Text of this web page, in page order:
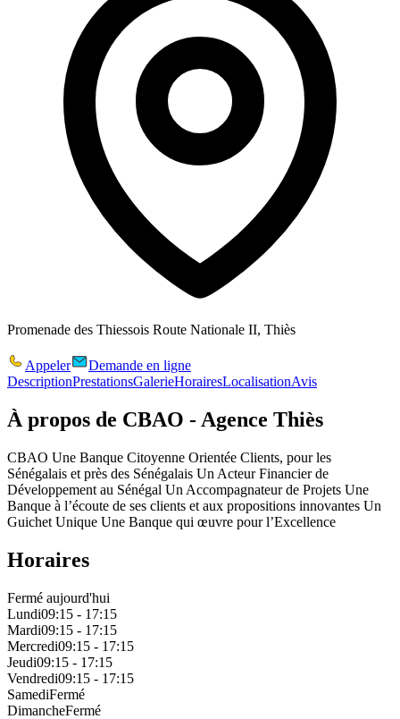
Promenade des Thiessois Route Nationale II, Thiès
Appeler
Demande en ligne
DescriptionPrestationsGalerieHorairesLocalisationAvis
À propos de CBAO - Agence Thiès
CBAO Une Banque Citoyenne Orientée Clients, pour les
Sénégalais et près des Sénégalais Un Acteur Financier de
Développement au Sénégal Un Accompagnateur de Projets Une
Banque à l’écoute de ses clients et aux propositions innovantes Un
Guichet Unique Une Banque qui œuvre pour l’Excellence
Horaires
Fermé aujourd'hui
Lundi09:15 - 17:15
Mardi09:15 - 17:15
Mercredi09:15 - 17:15
Jeudi09:15 - 17:15
Vendredi09:15 - 17:15
SamediFermé
DimancheFermé